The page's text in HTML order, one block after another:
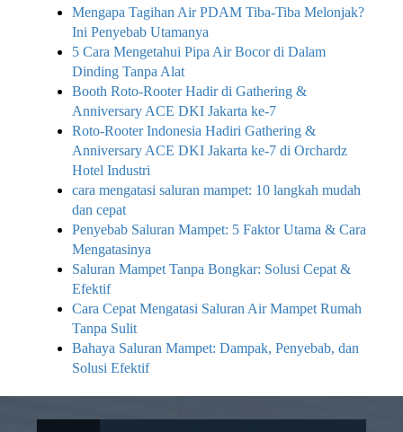
Mengapa Tagihan Air PDAM Tiba-Tiba Melonjak?
Ini Penyebab Utamanya
5 Cara Mengetahui Pipa Air Bocor di Dalam
Dinding Tanpa Alat
Booth Roto-Rooter Hadir di Gathering &
Anniversary ACE DKI Jakarta ke-7
Roto-Rooter Indonesia Hadiri Gathering &
Anniversary ACE DKI Jakarta ke-7 di Orchardz
Hotel Industri
cara mengatasi saluran mampet: 10 langkah mudah
dan cepat
Penyebab Saluran Mampet: 5 Faktor Utama & Cara
Mengatasinya
Saluran Mampet Tanpa Bongkar: Solusi Cepat &
Efektif
Cara Cepat Mengatasi Saluran Air Mampet Rumah
Tanpa Sulit
Bahaya Saluran Mampet: Dampak, Penyebab, dan
Solusi Efektif